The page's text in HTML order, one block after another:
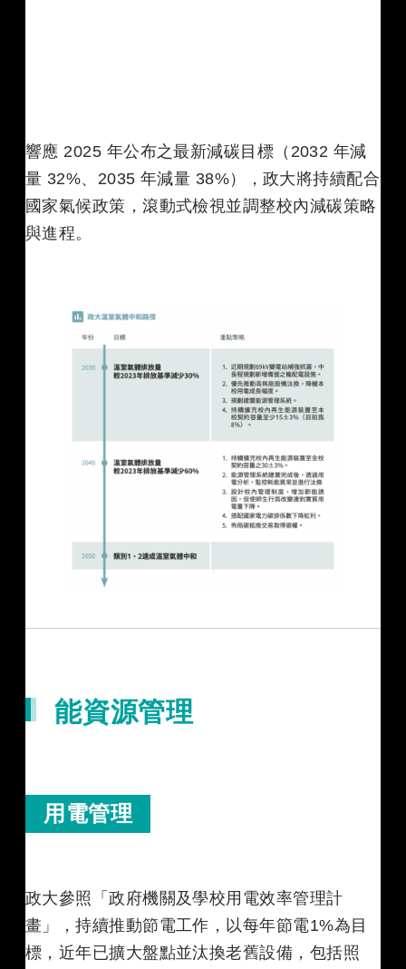
響應 2025 年公布之最新減碳目標（2032 年減
量 32%、2035 年減量 38%），政大將持續配合
國家氣候政策，滾動式檢視並調整校內減碳策略
與進程。
能資源管理
用電管理
政大參照「政府機關及學校用電效率管理計
畫」，持續推動節電工作，以每年節電1%為目
標，近年已擴大盤點並汰換老舊設備，包括照